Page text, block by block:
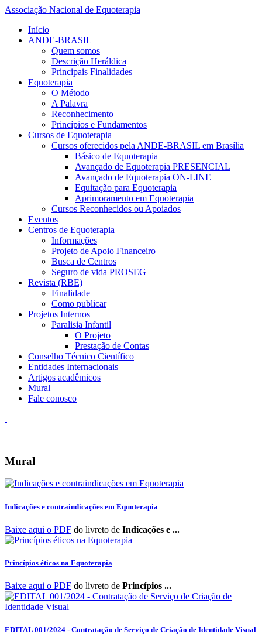
Associação Nacional de Equoterapia
Início
ANDE-BRASIL
Quem somos
Descrição Heráldica
Principais Finalidades
Equoterapia
O Método
A Palavra
Reconhecimento
Princípios e Fundamentos
Cursos de Equoterapia
Cursos oferecidos pela ANDE-BRASIL em Brasília
Básico de Equoterapia
Avançado de Equoterapia PRESENCIAL
Avançado de Equoterapia ON-LINE
Equitação para Equoterapia
Aprimoramento em Equoterapia
Cursos Reconhecidos ou Apoiados
Eventos
Centros de Equoterapia
Informações
Projeto de Apoio Financeiro
Busca de Centros
Seguro de vida PROSEG
Revista (RBE)
Finalidade
Como publicar
Projetos Internos
Paralisia Infantil
O Projeto
Prestação de Contas
Conselho Técnico Científico
Entidades Internacionais
Artigos acadêmicos
Mural
Fale conosco
Mural
Indicações e contraindicações em Equoterapia
Baixe aqui o PDF do livreto de Indicações e ...
Princípios éticos na Equoterapia
Baixe aqui o PDF do livreto de Princípios ...
EDITAL 001/2024 - Contratação de Serviço de Criação de Identidade Visual